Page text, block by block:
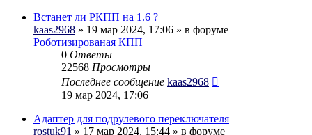
Встанет ли РКПП на 1.6 ?
kaas2968 » 19 мар 2024, 17:06 » в форуме
Роботизированая КПП
0 Ответы
22568 Просмотры
Последнее сообщение kaas2968
19 мар 2024, 17:06
Адаптер для подрулевого переключателя
rostuk91 » 17 мар 2024, 15:44 » в форуме